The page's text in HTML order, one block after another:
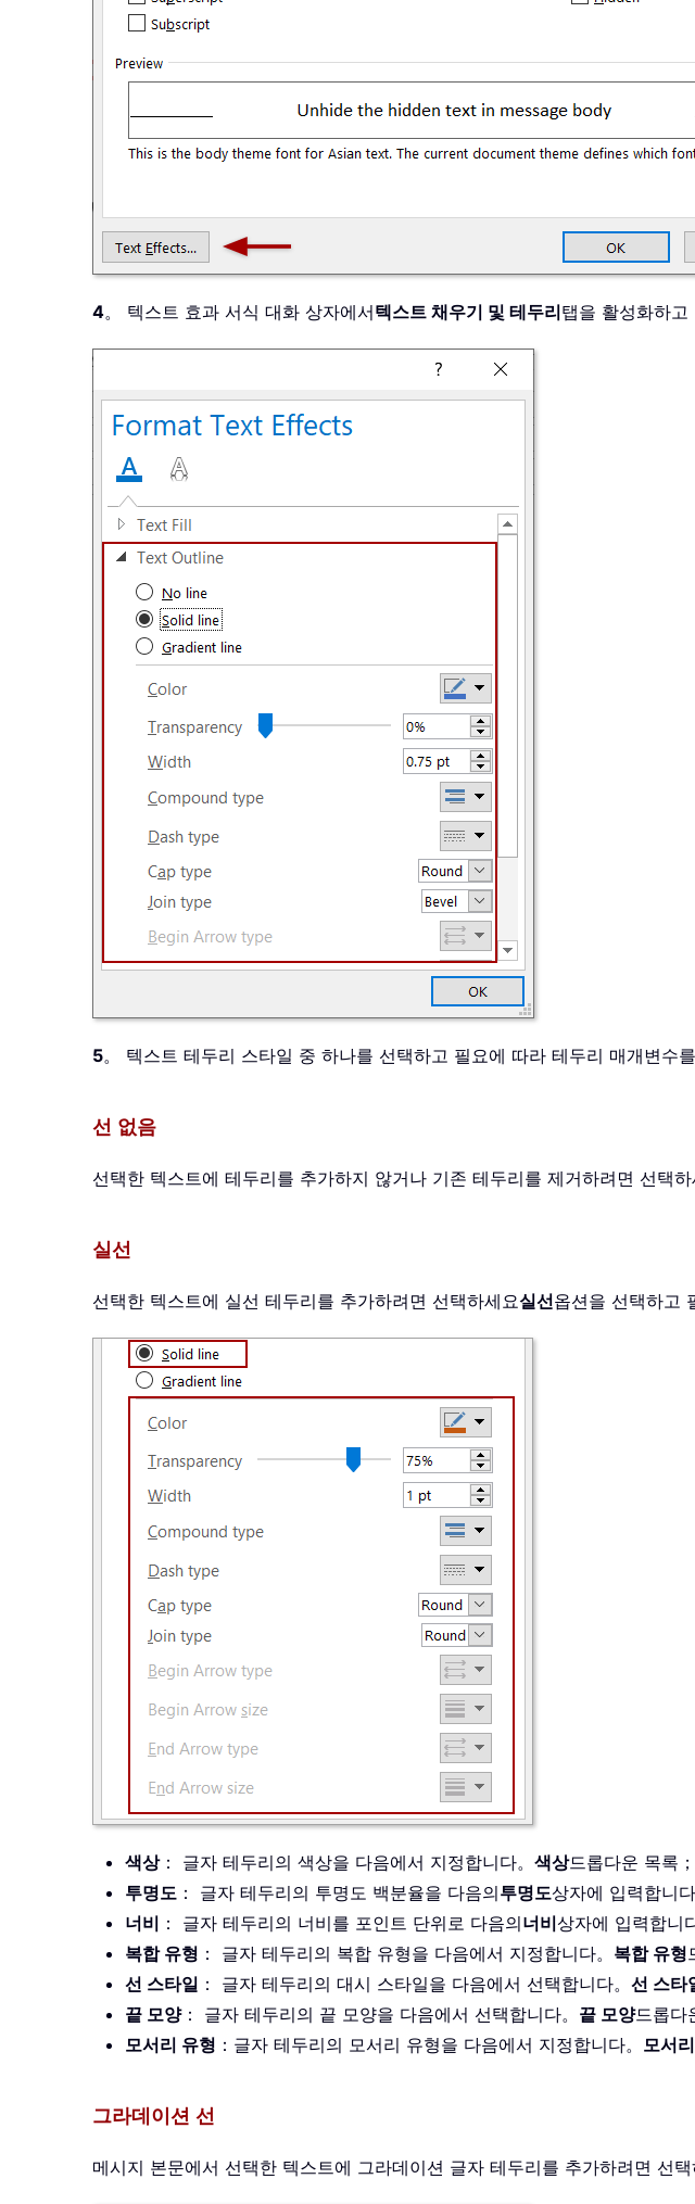
4。 텍스트 효과 서식 대화 상자에서텍스트 채우기 및 테두리탭을 활성화하고
5。 텍스트 테두리 스타일 중 하나를 선택하고 필요에 따라 테두리 매개변수를
선 없음
선택한 텍스트에 테두리를 추가하지 않거나 기존 테두리를 제거하려면 선택하
실선
선택한 텍스트에 실선 테두리를 추가하려면 선택하세요실선옵션을 선택하고
색상： 글자 테두리의 색상을 다음에서 지정합니다。 색상드롭다운 목록；
투명도 ： 글자 테두리의 투명도 백분율을 다음의투명도상자에 입력합니다
너비 ： 글자 테두리의 너비를 포인트 단위로 다음의너비상자에 입력합니
복합 유형 ： 글자 테두리의 복합 유형을 다음에서 지정합니다。 복합 유형
선 스타일 ： 글자 테두리의 대시 스타일을 다음에서 선택합니다。 선 스타
끝 모양： 글자 테두리의 끝 모양을 다음에서 선택합니다。 끝 모양드롭다
모서리 유형 ：글자 테두리의 모서리 유형을 다음에서 지정합니다。 모서
그라데이션 선
메시지 본문에서 선택한 텍스트에 그라데이션 글자 테두리를 추가하려면 선